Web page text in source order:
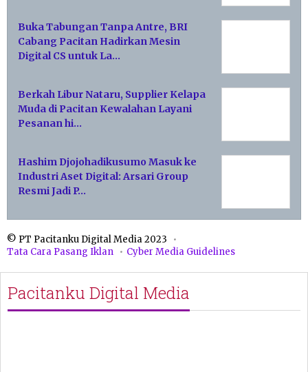
Buka Tabungan Tanpa Antre, BRI
Cabang Pacitan Hadirkan Mesin
Digital CS untuk La…
Berkah Libur Nataru, Supplier Kelapa
Muda di Pacitan Kewalahan Layani
Pesanan hi…
Hashim Djojohadikusumo Masuk ke
Industri Aset Digital: Arsari Group
Resmi Jadi P…
© PT Pacitanku Digital Media 2023
Tata Cara Pasang Iklan
Cyber Media Guidelines
Pacitanku Digital Media